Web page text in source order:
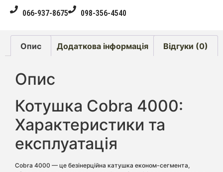
066-937-8675 098-356-4540
Опис Додаткова інформація Відгуки (0)
Опис
Котушка Cobra 4000:
Характеристики та
експлуатація
Cobra 4000 — це безінерційна катушка економ-сегмента,